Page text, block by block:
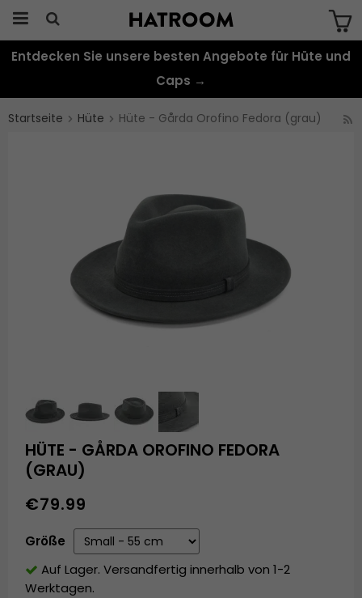
Das Produkt wurde in Ihren Warenkorb
gelegt
Entdecken Sie unsere besten Angebote für Hüte und
Caps →
Startseite Hüte Hüte - Gårda Orofino Fedora (grau)
HÜTE - GÅRDA OROFINO FEDORA
(GRAU)
€79.99
Größe
Auf Lager. Versandfertig innerhalb von 1-2
Werktagen.